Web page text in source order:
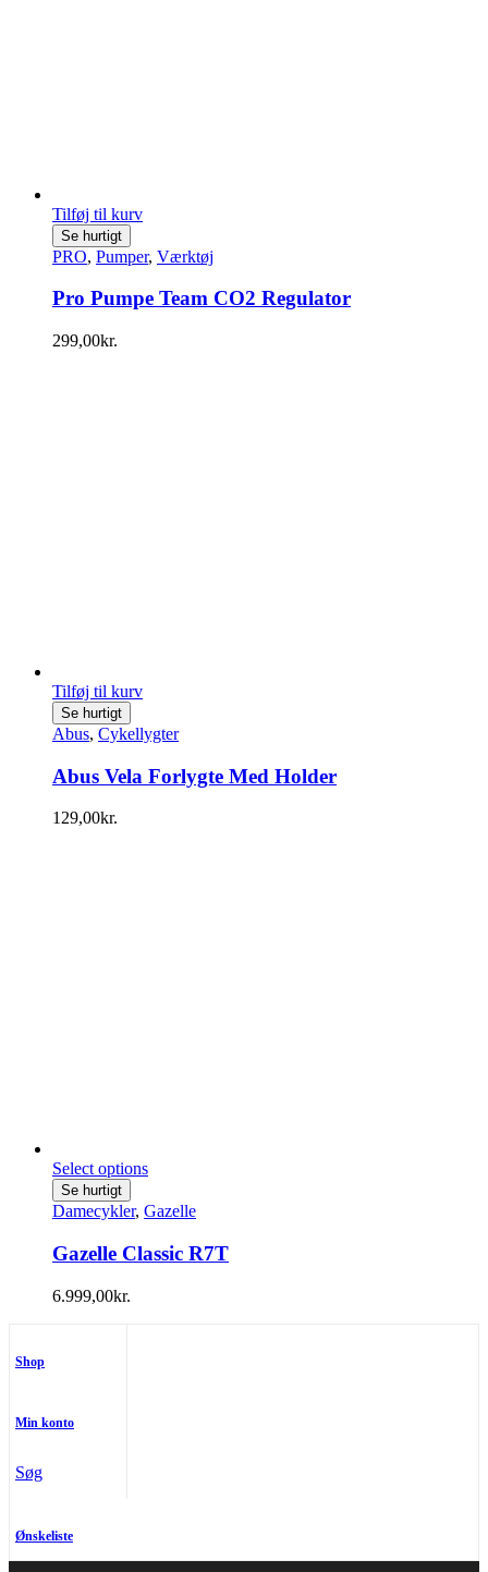
Tilføj til kurv
Se hurtigt
PRO, Pumper, Værktøj
Pro Pumpe Team CO2 Regulator
299,00kr.
Tilføj til kurv
Se hurtigt
Abus, Cykellygter
Abus Vela Forlygte Med Holder
129,00kr.
Select options
Se hurtigt
Damecykler, Gazelle
Gazelle Classic R7T
6.999,00kr.
Shop
Min konto
Søg
Ønskeliste